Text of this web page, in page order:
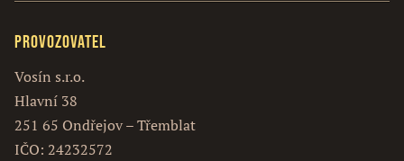
Provozovatel
Vosín s.r.o.
Hlavní 38
251 65 Ondřejov – Třemblat
IČO: 24232572